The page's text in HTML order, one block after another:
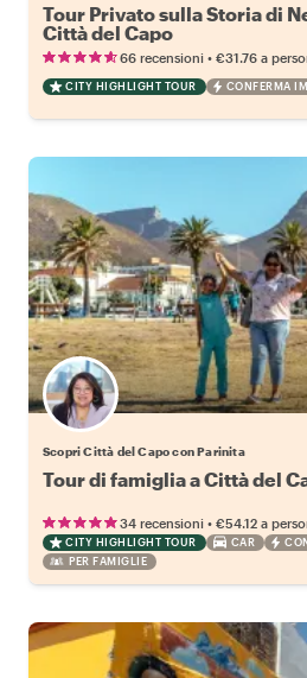
Tour Privato sulla Storia di
Città del Capo
66 recensioni • €31.76 a
CITY HIGHLIGHT TOUR CONFERMA
Scopri Città del Capo con Parinita
Tour di famiglia a Città del
34 recensioni • €54.12 a
CITY HIGHLIGHT TOUR CAR
PER FAMIGLIE